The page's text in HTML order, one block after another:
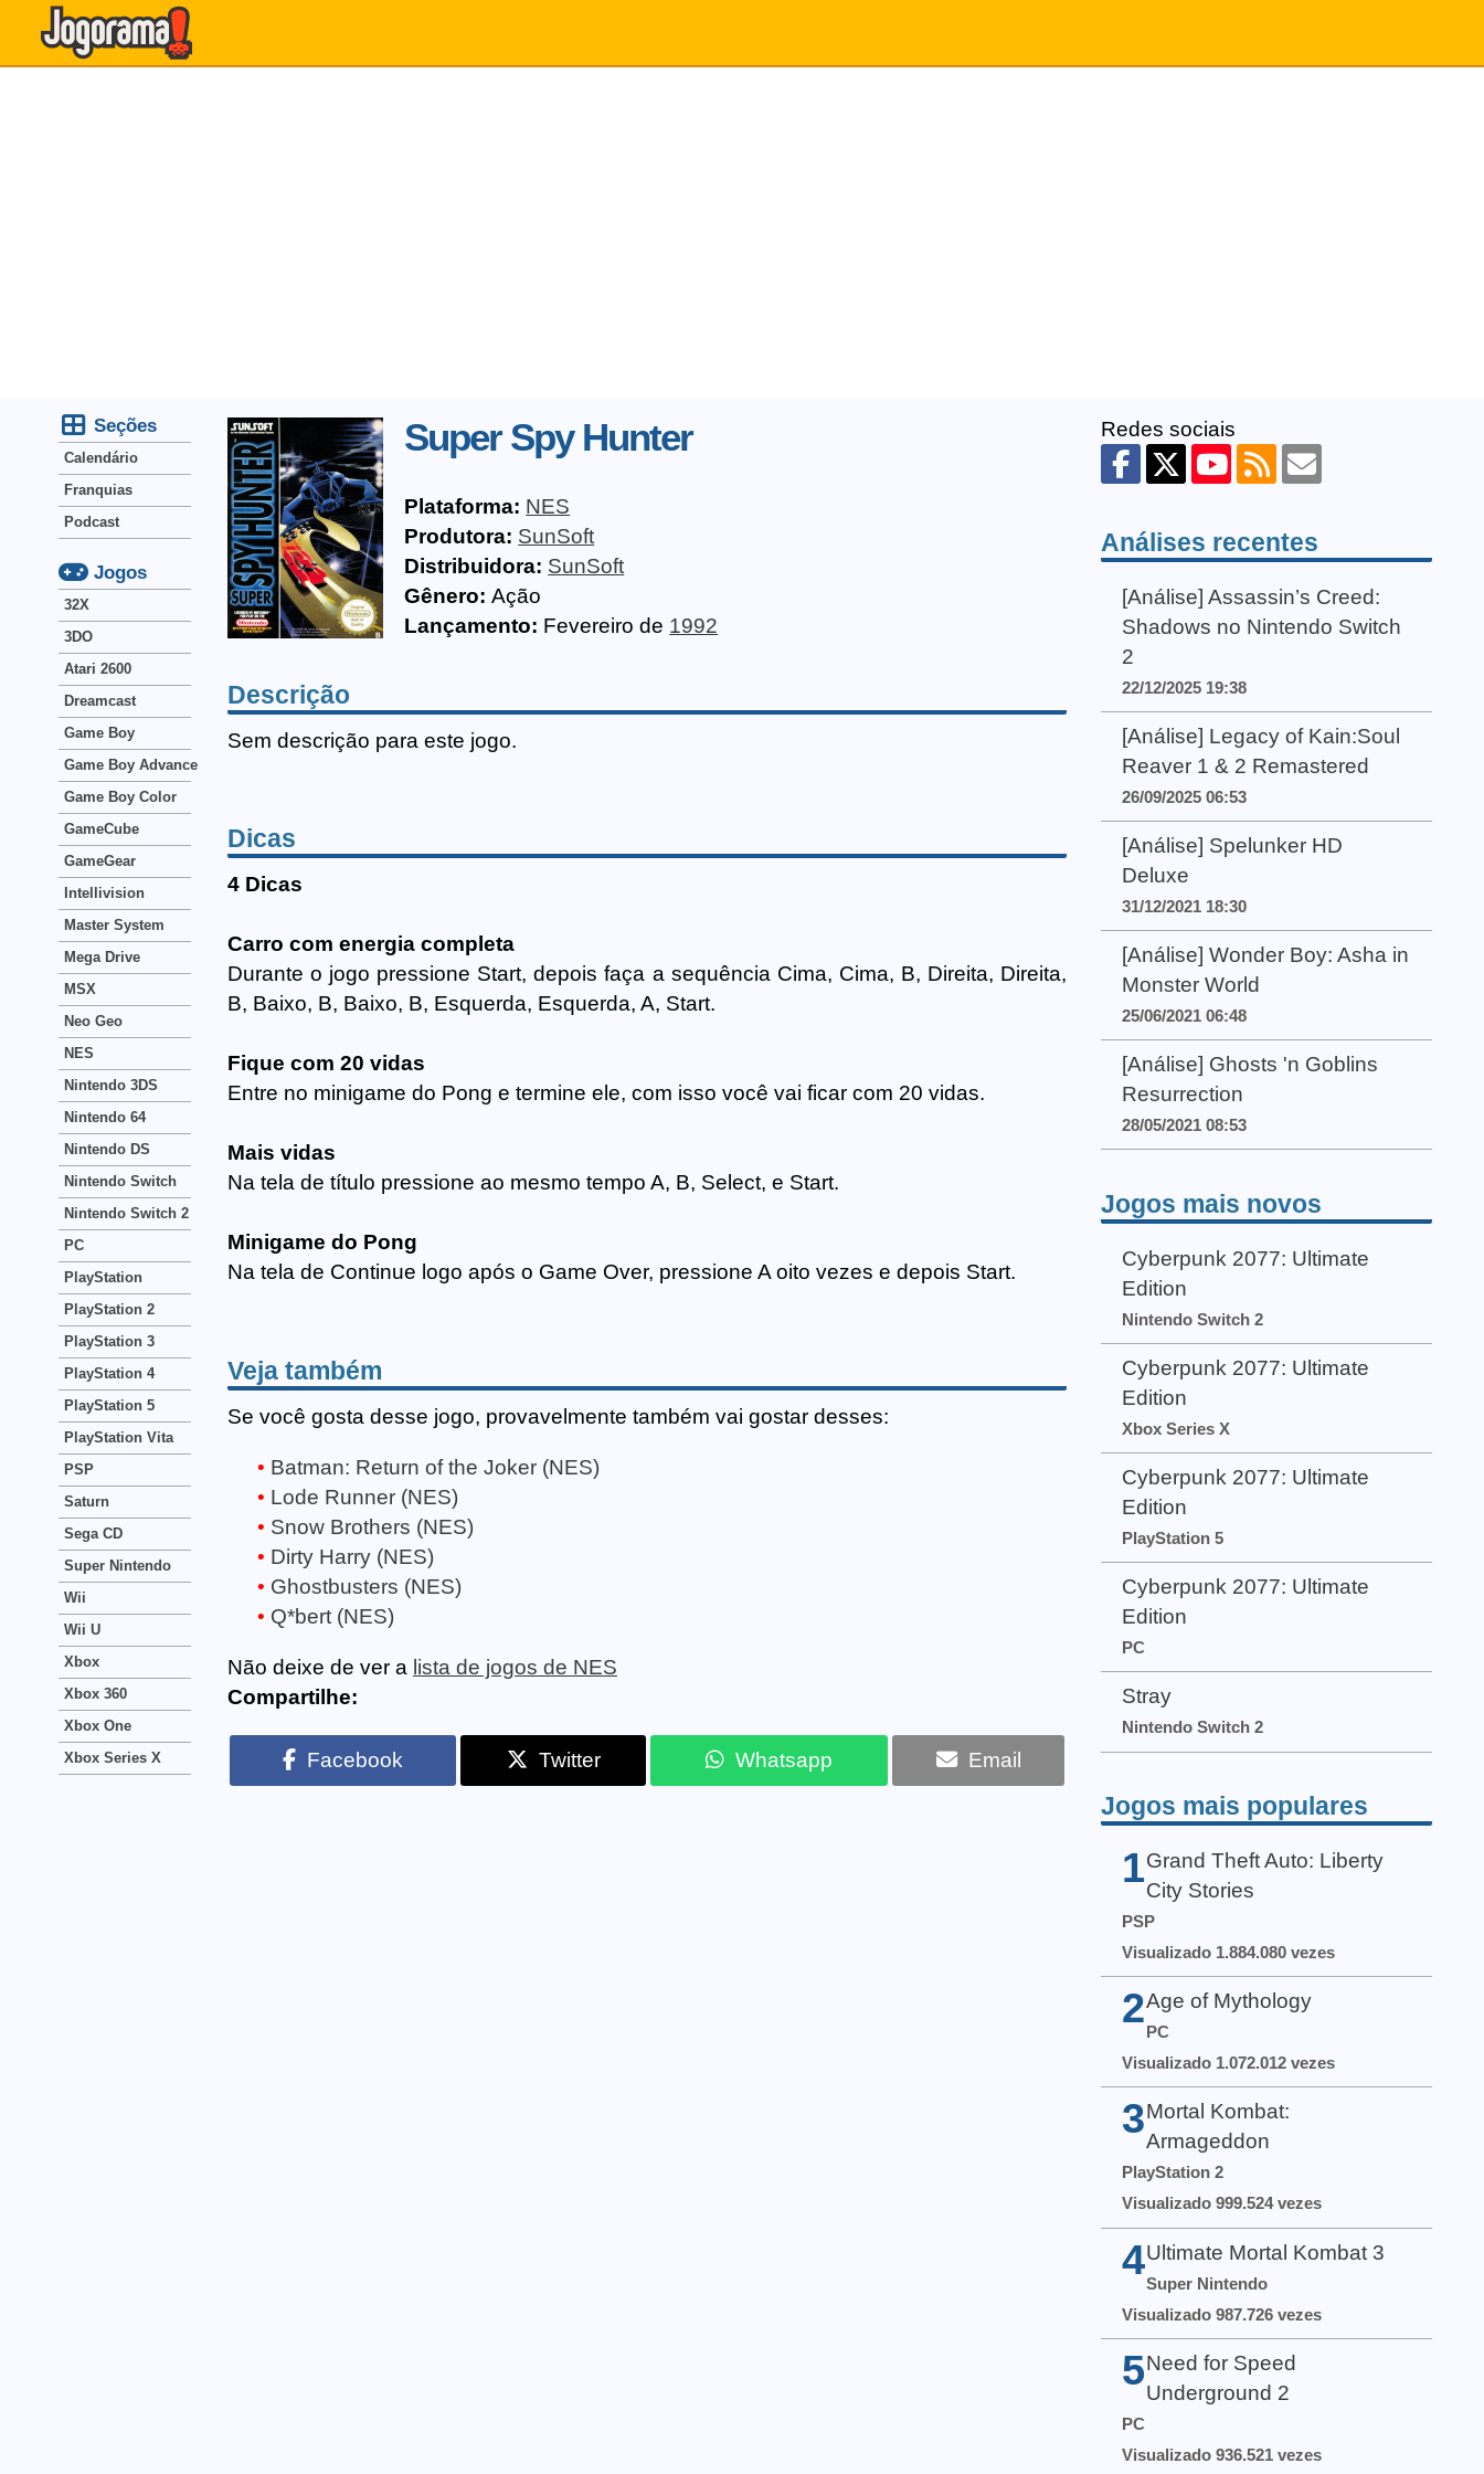
Super Spy Hunter
Plataforma: NES
Produtora: SunSoft
Distribuidora: SunSoft
Gênero: Ação
Lançamento: Fevereiro de 1992
Descrição
Sem descrição para este jogo.
Dicas
4 Dicas
Carro com energia completa
Durante o jogo pressione Start, depois faça a sequência Cima, Cima, B, Direita, Direita,
B, Baixo, B, Baixo, B, Esquerda, Esquerda, A, Start.
Fique com 20 vidas
Entre no minigame do Pong e termine ele, com isso você vai ficar com 20 vidas.
Mais vidas
Na tela de título pressione ao mesmo tempo A, B, Select, e Start.
Minigame do Pong
Na tela de Continue logo após o Game Over, pressione A oito vezes e depois Start.
Veja também
Se você gosta desse jogo, provavelmente também vai gostar desses:
Batman: Return of the Joker (NES)
Lode Runner (NES)
Snow Brothers (NES)
Dirty Harry (NES)
Ghostbusters (NES)
Q*bert (NES)
Não deixe de ver a lista de jogos de NES
Compartilhe:
Facebook Twitter Whatsapp Email
Seções
Calendário
Franquias
Podcast
Jogos
32X
3DO
Atari 2600
Dreamcast
Game Boy
Game Boy Advance
Game Boy Color
GameCube
GameGear
Intellivision
Master System
Mega Drive
MSX
Neo Geo
NES
Nintendo 3DS
Nintendo 64
Nintendo DS
Nintendo Switch
Nintendo Switch 2
PC
PlayStation
PlayStation 2
PlayStation 3
PlayStation 4
PlayStation 5
PlayStation Vita
PSP
Saturn
Sega CD
Super Nintendo
Wii
Wii U
Xbox
Xbox 360
Xbox One
Xbox Series X
Redes sociais
Análises recentes
[Análise] Assassin’s Creed:
Shadows no Nintendo Switch
2
22/12/2025 19:38
[Análise] Legacy of Kain:Soul
Reaver 1 & 2 Remastered
26/09/2025 06:53
[Análise] Spelunker HD
Deluxe
31/12/2021 18:30
[Análise] Wonder Boy: Asha in
Monster World
25/06/2021 06:48
[Análise] Ghosts 'n Goblins
Resurrection
28/05/2021 08:53
Jogos mais novos
Cyberpunk 2077: Ultimate
Edition
Nintendo Switch 2
Cyberpunk 2077: Ultimate
Edition
Xbox Series X
Cyberpunk 2077: Ultimate
Edition
PlayStation 5
Cyberpunk 2077: Ultimate
Edition
PC
Stray
Nintendo Switch 2
Jogos mais populares
1 Grand Theft Auto: Liberty
City Stories
PSP
Visualizado 1.884.080 vezes
2Age of Mythology
PC
Visualizado 1.072.012 vezes
3 Mortal Kombat:
Armageddon
PlayStation 2
Visualizado 999.524 vezes
4 Ultimate Mortal Kombat 3
Super Nintendo
Visualizado 987.726 vezes
5 Need for Speed
Underground 2
PC
Visualizado 936.521 vezes